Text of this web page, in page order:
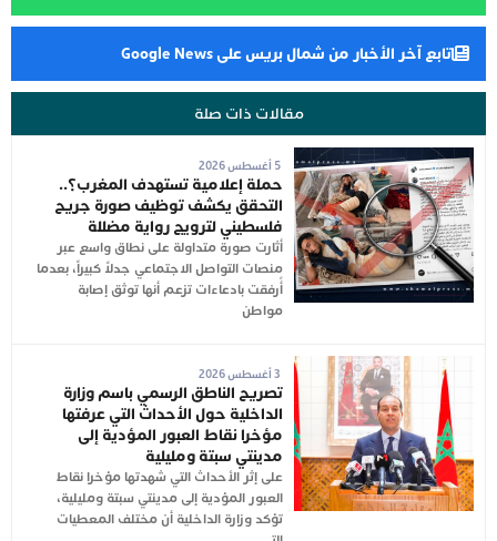
تابع آخر الأخبار من شمال بريس على Google News
مقالات ذات صلة
5 أغسطس 2026
حملة إعلامية تستهدف المغرب؟..
التحقق يكشف توظيف صورة جريح
فلسطيني لترويج رواية مضللة
أثارت صورة متداولة على نطاق واسع عبر
منصات التواصل الاجتماعي جدلاً كبيراً، بعدما
أُرفقت بادعاءات تزعم أنها توثق إصابة
مواطن
تصريح الناطق الرسمي باسم وزارة
الداخلية حول الأحداث التي عرفتها
مؤخرا نقاط العبور المؤدية إلى
مدينتي سبتة ومليلية
على إثر الأحداث التي شهدتها مؤخرا نقاط
العبور المؤدية إلى مدينتي سبتة ومليلية،
تؤكد وزارة الداخلية أن مختلف المعطيات